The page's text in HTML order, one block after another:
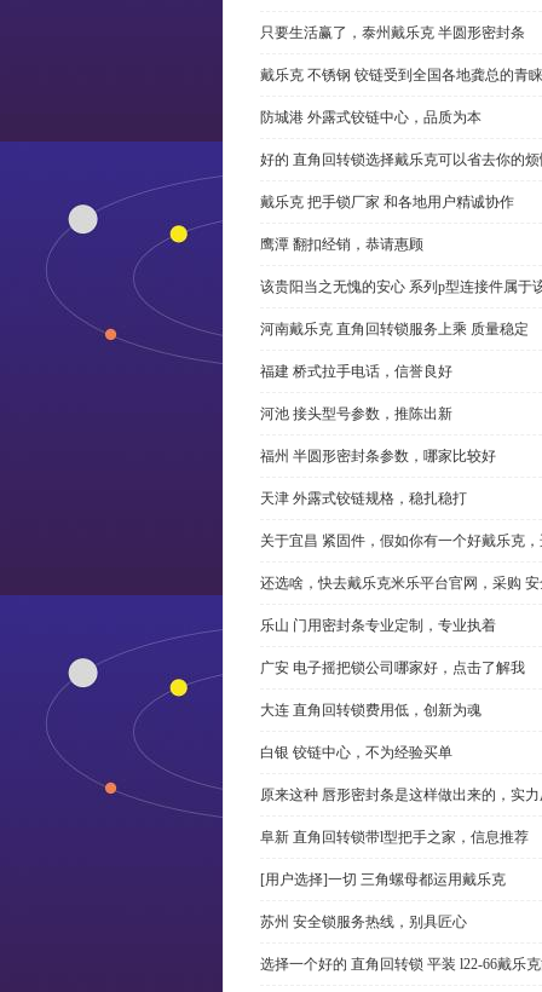
只要生活赢了，泰州戴乐克 半圆形密封条
戴乐克 不锈钢 铰链受到全国各地龚总的青睐
防城港 外露式铰链中心，品质为本
好的 直角回转锁选择戴乐克可以省去你的
戴乐克 把手锁厂家 和各地用户精诚协作
鹰潭 翻扣经销，恭请惠顾
该贵阳当之无愧的安心 系列p型连接件属于
河南戴乐克 直角回转锁服务上乘 质量稳定
福建 桥式拉手电话，信誉良好
河池 接头型号参数，推陈出新
福州 半圆形密封条参数，哪家比较好
天津 外露式铰链规格，稳扎稳打
关于宜昌 紧固件，假如你有一个好戴乐克
还选啥，快去戴乐克米乐平台官网，采购
乐山 门用密封条专业定制，专业执着
广安 电子摇把锁公司哪家好，点击了解我
大连 直角回转锁费用低，创新为魂
白银 铰链中心，不为经验买单
原来这种 唇形密封条是这样做出来的，实
阜新 直角回转锁带l型把手之家，信息推荐
[用户选择]一切 三角螺母都运用戴乐克
苏州 安全锁服务热线，别具匠心
选择一个好的 直角回转锁 平装 l22-66戴乐